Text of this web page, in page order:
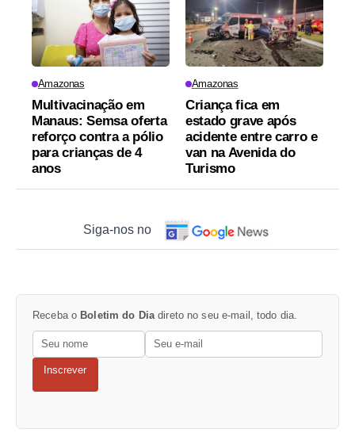
Amazonas
Multivacinação em
Manaus: Semsa oferta
reforço contra a pólio
para crianças de 4
anos
Amazonas
Criança fica em
estado grave após
acidente entre carro e
van na Avenida do
Turismo
Siga-nos no
Receba o Boletim do Diadireto no seu e-mail, todo dia.
Inscrever